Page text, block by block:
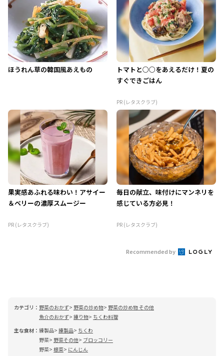
ほうれん草の韓国風あえもの
トマトと○○をあえるだけ！夏の
すぐできごはん
PR (レタスクラブ)
果実感あふれる味わい！アサイー
＆ベリーの濃厚スムージー
PR (レタスクラブ)
毎日の献立、味付けにマンネリを
感じている方必見！
PR (レタスクラブ)
Recommended by
カテゴリ： 野菜のおかず 野菜の炒め物
野菜の炒め物 その他
魚介のおかず 練り物
ちくわ料理
主な食材： 練製品 練製品
ちくわ
野菜
野菜その他
ブロッコリー
野菜 根菜
にんじん